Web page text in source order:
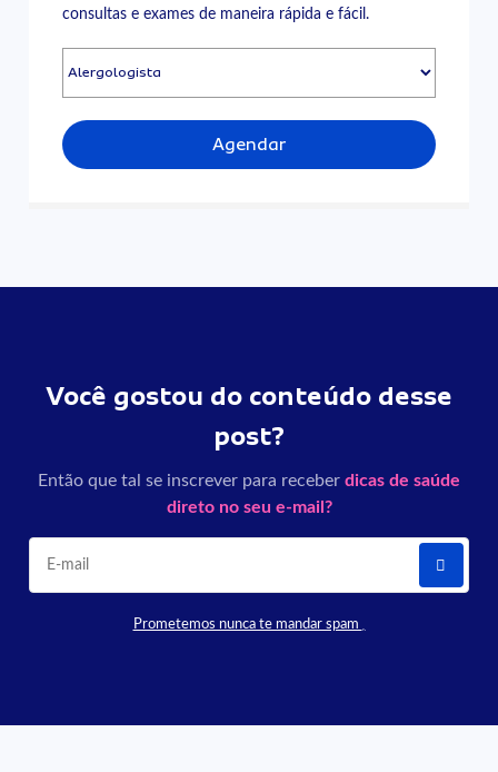
consultas e exames de maneira rápida e fácil.
Agendar
Você gostou do conteúdo desse
post?
Então que tal se inscrever para receber dicas de saúde
direto no seu e-mail?
Prometemos nunca te mandar spam